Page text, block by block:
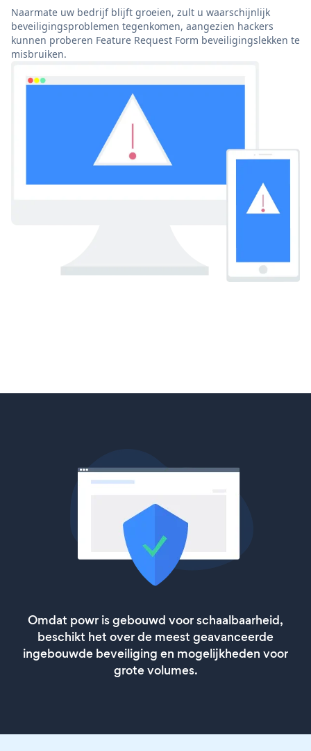
Naarmate uw bedrijf blijft groeien, zult u waarschijnlijk
beveiligingsproblemen tegenkomen, aangezien hackers
kunnen proberen Feature Request Form beveiligingslekken te
misbruiken.
Omdat powr is gebouwd voor schaalbaarheid,
beschikt het over de meest geavanceerde
ingebouwde beveiliging en mogelijkheden voor
grote volumes.